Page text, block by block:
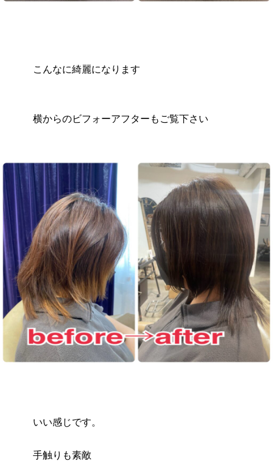
こんなに綺麗になります
横からのビフォーアフターもご覧下さい
いい感じです。
手触りも素敵